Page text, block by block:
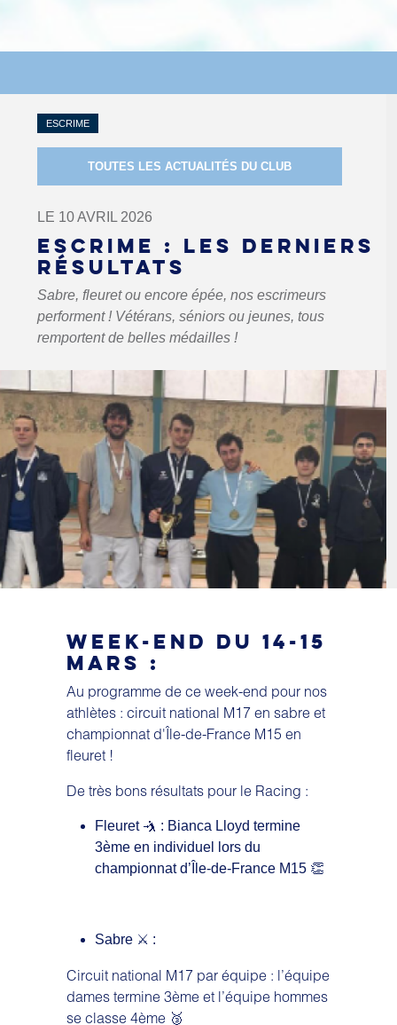
ESCRIME
TOUTES LES ACTUALITÉS DU CLUB
LE 10 AVRIL 2026
ESCRIME : LES DERNIERS
RÉSULTATS
Sabre, fleuret ou encore épée, nos escrimeurs
performent ! Vétérans, séniors ou jeunes, tous
remportent de belles médailles !
WEEK-END DU 14-15
MARS :
Au programme de ce week-end pour nos
athlètes : circuit national M17 en sabre et
championnat d'Île-de-France M15 en
fleuret !
De très bons résultats pour le Racing :
Fleuret 🤺 : Bianca Lloyd termine
3ème en individuel lors du
championnat d’Île-de-France M15 👏
Sabre ⚔️ :
Circuit national M17 par équipe : l’équipe
dames termine 3ème et l’équipe hommes
se classe 4ème 🥉